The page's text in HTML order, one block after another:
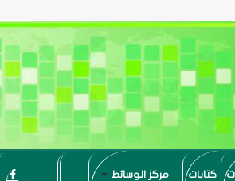
كتابات مركز الوسائط